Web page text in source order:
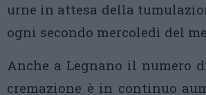
urne in attesa della
ogni secondo mercoledì del
Anche a Legnano il numero
cremazione è in continuo